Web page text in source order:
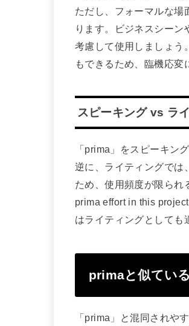
ただし、フォーマルな場
ります。ビジネスシー
考慮して使用しましょう
もできるため、臨機応変
スピーキング vs ラ
「prima」をスピーキン
逆に、ライティングでは
ため、使用頻度が限ら
prima effort in this
はライティングとしても
primaと似てい
「prima」と混同されや